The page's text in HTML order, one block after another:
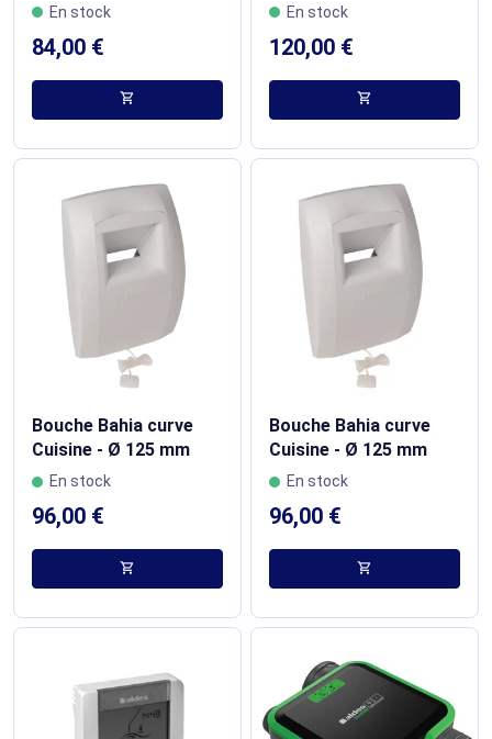
En stock
84,00 €
shopping_cart
En stock
120,00 €
shopping_cart
Bouche Bahia curve
Cuisine - Ø 125 mm
En stock
96,00 €
shopping_cart
Bouche Bahia curve
Cuisine - Ø 125 mm
En stock
96,00 €
shopping_cart